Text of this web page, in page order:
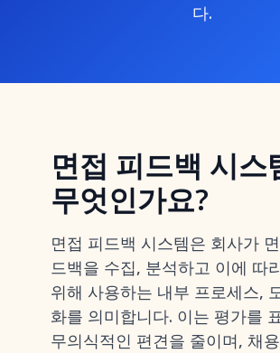
다.
면접 피드백 시스
무엇인가요?
면접 피드백 시스템은 회사가
드백을 수집, 분석하고 이에 따
위해 사용하는 내부 프로세스,
화를 의미합니다. 이는 평가를
무의식적인 편견을 줄이며, 채